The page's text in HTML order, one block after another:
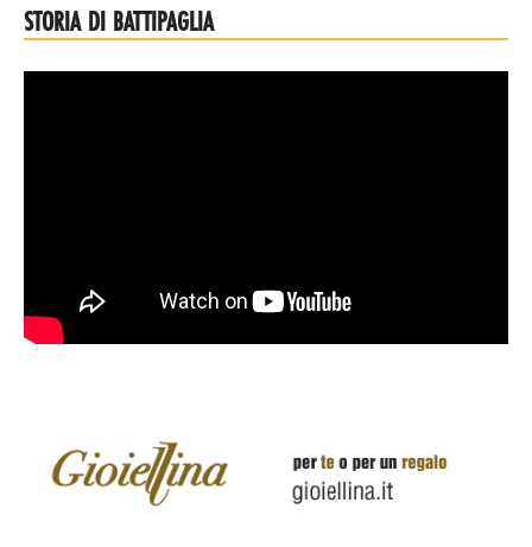
STORIA DI BATTIPAGLIA